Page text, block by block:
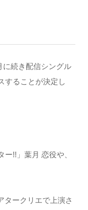
に続き配信シングル
することが決定し
!!」葉月 恋役や、
タークリエで上演さ